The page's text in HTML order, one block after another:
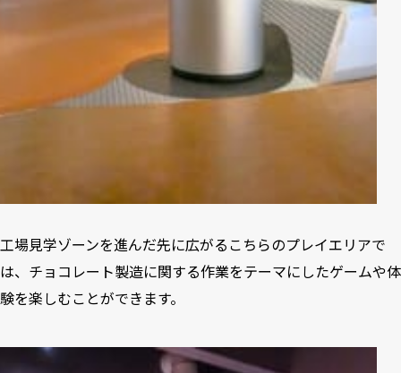
工場見学ゾーンを進んだ先に広がるこちらのプレイエリアで
は、チョコレート製造に関する作業をテーマにしたゲームや体
験を楽しむことができます。